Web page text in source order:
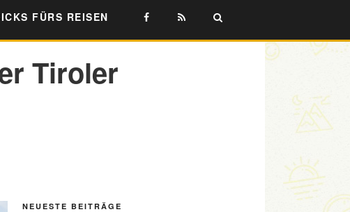
FÜRS REISEN
Tiroler
NEUESTE BEITRÄGE